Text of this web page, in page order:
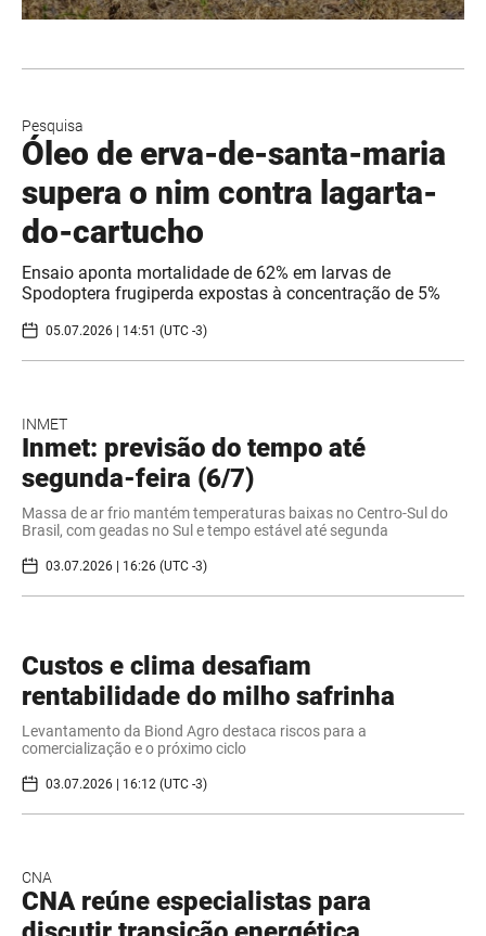
Pesquisa
Óleo de erva-de-santa-maria
supera o nim contra lagarta-
do-cartucho
Ensaio aponta mortalidade de 62% em larvas de
Spodoptera frugiperda expostas à concentração de 5%
05.07.2026 | 14:51 (UTC -3)
INMET
Inmet: previsão do tempo até
segunda-feira (6/7)
Massa de ar frio mantém temperaturas baixas no Centro-Sul do
Brasil, com geadas no Sul e tempo estável até segunda
03.07.2026 | 16:26 (UTC -3)
Custos e clima desafiam
rentabilidade do milho safrinha
Levantamento da Biond Agro destaca riscos para a
comercialização e o próximo ciclo
03.07.2026 | 16:12 (UTC -3)
CNA
CNA reúne especialistas para